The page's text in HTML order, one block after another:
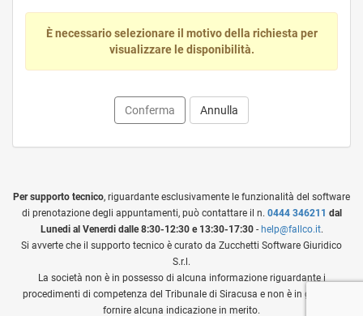
È necessario selezionare il motivo della richiesta per
visualizzare le disponibilità.
Conferma Annulla
Per supporto tecnico, riguardante esclusivamente le funzionalità del software
di prenotazione degli appuntamenti, può contattare il n. 0444 346211 dal
Lunedi al Venerdi dalle 8:30-12:30 e 13:30-17:30- help@fallco.it.
Si avverte che il supporto tecnico è curato da Zucchetti Software Giuridico
S.r.l.
La società non è in possesso di alcuna informazione riguardante i
procedimenti di competenza del Tribunale di Siracusa e non è in grado di
fornire alcuna indicazione in merito.